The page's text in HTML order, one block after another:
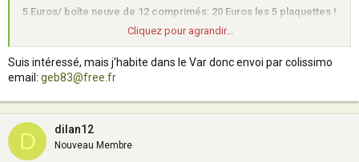
5 Euros/ boîte neuve de 12 comprimés: 20 Euros les 5 plaquettes !
Il ne s'agit pas de génériques mais bien de la Malarone.
envoi par colissimo en France ou remise en main propre à Paris.
Cliquez pour agrandir...
Suis intéressé, mais j'habite dans le Var donc envoi par colissimo
email: geb83@free.fr
D dilan12
Nouveau Membre